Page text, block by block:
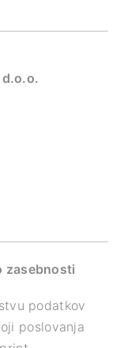
zasebnosti
podatkov
poslovanja